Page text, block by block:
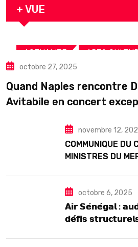
+ VUE
ACTUALITE ART&
TOURISME
octobre 27, 2025
Quand Naples rencontre
Avitabile en concert
novembre 12,
COMMUNIQUE DU
MINISTRES DU
octobre 6, 2025
𝗔𝗶𝗿 𝗦𝗲́𝗻𝗲́𝗴𝗮𝗹 :
𝗱𝗲́𝗳𝗶𝘀